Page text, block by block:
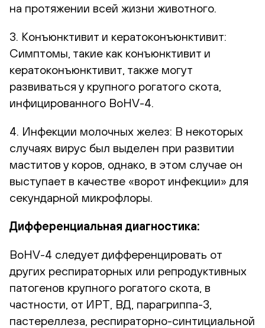
на протяжении всей жизни животного.
3. Конъюнктивит и кератоконъюнктивит:
Симптомы, такие как конъюнктивит и
кератоконъюнктивит, также могут
развиваться у крупного рогатого скота,
инфицированного BoHV-4.
4. Инфекции молочных желез: В некоторых
случаях вирус был выделен при развитии
маститов у коров, однако, в этом случае он
выступает в качестве «ворот инфекции» для
секундарной микрофлоры.
Дифференциальная диагностика:
BoHV-4 следует дифференцировать от
других респираторных или репродуктивных
патогенов крупного рогатого скота, в
частности, от ИРТ, ВД, парагриппа-3,
пастереллеза, респираторно-синтициальной